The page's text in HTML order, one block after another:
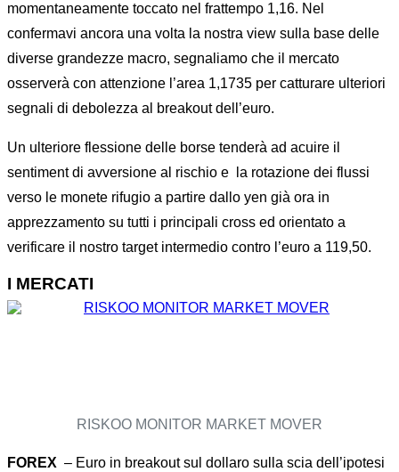
momentaneamente toccato nel frattempo 1,16. Nel
confermavi ancora una volta la nostra view sulla base delle
diverse grandezze macro, segnaliamo che il mercato
osserverà con attenzione l’area 1,1735 per catturare ulteriori
segnali di debolezza al breakout dell’euro.
Un ulteriore flessione delle borse tenderà ad acuire il
sentiment di avversione al rischio e
la rotazione dei flussi
verso le monete rifugio a partire dallo yen già ora in
apprezzamento su tutti i principali cross ed orientato a
verificare il nostro target intermedio contro l’euro a 119,50.
I MERCATI
RISKOO MONITOR MARKET MOVER
FOREX – Euro in breakout sul dollaro sulla scia dell’ipotesi